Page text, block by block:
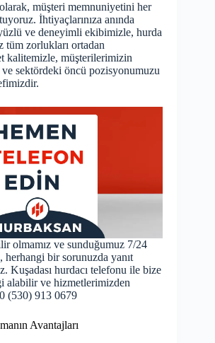
olarak, müşteri memnuniyetini her
İhtiyaçlarınıza anında
ve deneyimli ekibimizle, hurda
tüm zorlukları ortadan
kalitemizle, müşterilerimizin
sektördeki öncü pozisyonumuzu
olmamız ve sunduğumuz 7/24
herhangi bir sorunuzda yanıt
Kuşadası hurdacı telefonu ile bize
alabilir ve hizmetlerimizden
(530) 913 0679
Avantajları